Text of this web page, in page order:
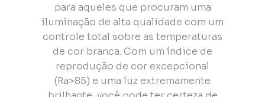
para aqueles que procuram uma
iluminação de alta qualidade com um
controle total sobre as temperaturas
de cor branca. Com um índice de
reprodução de cor excepcional
(Ra>85) e uma luz extremamente